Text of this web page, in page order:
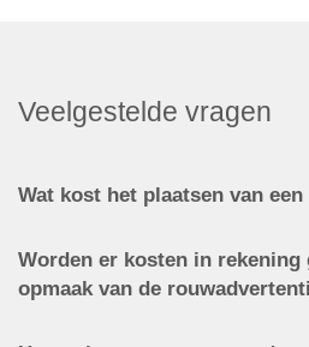
Veelgestelde vragen
Wat kost het plaatsen van
Worden er kosten in rekening
opmaak van de